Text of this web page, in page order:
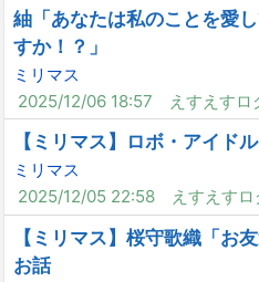
紬「あなたは私のことを愛
すか！？」
ミリマス
2025/12/06 18:57
えすえすロ
【ミリマス】ロボ・アイドル
ミリマス
2025/12/05 22:58
えすえすロ
【ミリマス】桜守歌織「お
お話